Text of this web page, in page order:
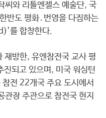
씨와 리틀엔젤스 예술단, 국
반도 평화․번영을 다짐하는
를 합창한다.
재방한, 유엔참전국 교사 평
진되고 있으며, 미국 워싱턴
전 22개국 주요 도시에서
관장 주관으로 참전국 현지